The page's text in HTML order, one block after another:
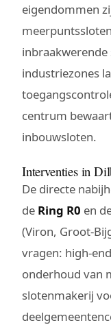
eigendommen
industriezones
centrum
inbouwsloten.
Interventies in
De directe
de Ring R0 en
(Viron, Groot-
vragen: high-
onderhoud van
slotenmakerij